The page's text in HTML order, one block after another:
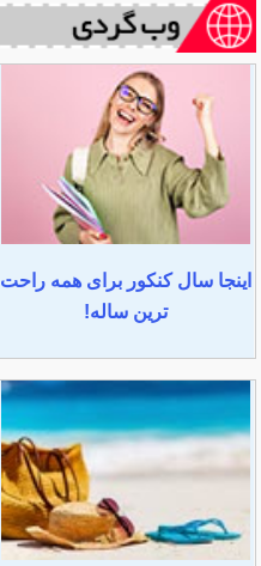
اینجا سال کنکور برای همه راحت
ترین ساله!